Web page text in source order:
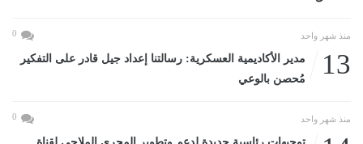
منذ شهر واحد 0
13
مدير الأكاديمية العسكرية: رسالتنا إعداد جيل قادر على التفكير
مُحصن بالوعي
منذ شهر واحد 0